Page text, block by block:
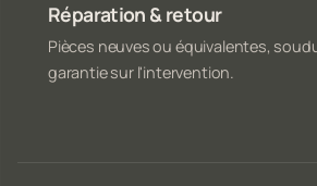
Réparation & retour
Pièces neuves ou équivalentes,
garantie sur l'intervention.